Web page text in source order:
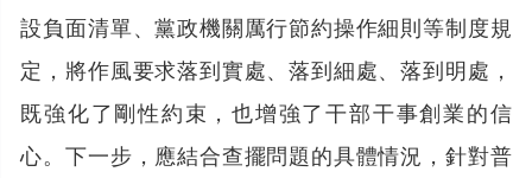
設負面清單、黨政機關厲行節約操作細則等制度規
定，將作風要求落到實處、落到細處、落到明處，
既強化了剛性約束，也增強了干部干事創業的信
心。下一步，應結合查擺問題的具體情況，針對普